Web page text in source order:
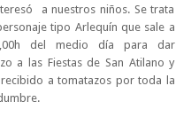
a nuestros niños. Se trata
tipo Arlequín que sale a
del medio día para dar
a las Fiestas de San Atilano y
a tomatazos por toda la